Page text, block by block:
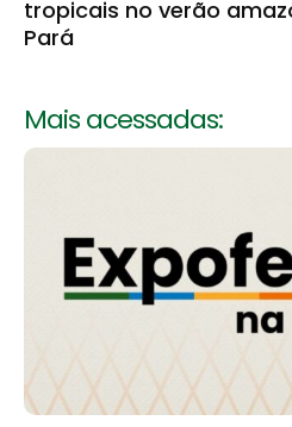
tropicais no verão
Pará
Mais acessadas: